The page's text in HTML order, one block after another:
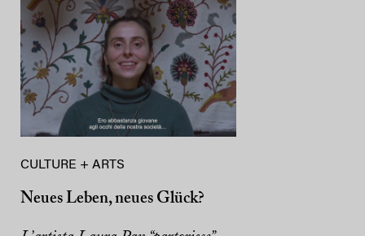
CULTURE + ARTS
Neues Leben, neues Glück?